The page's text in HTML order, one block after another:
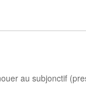
au subjonctif